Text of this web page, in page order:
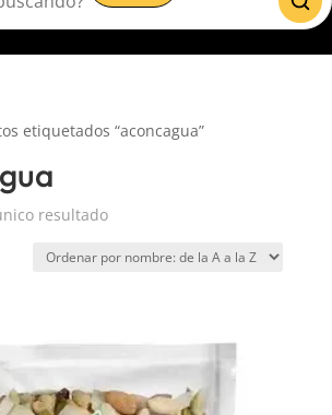
etiquetados “aconcagua”
resultado